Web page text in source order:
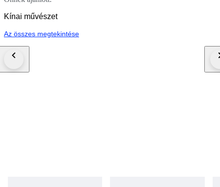
Kínai művészet
Az összes megtekintése